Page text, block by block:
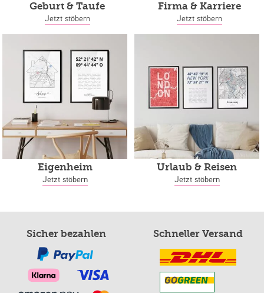
Geburt & Taufe
Jetzt stöbern
Firma & Karriere
Jetzt stöbern
Eigenheim
Jetzt stöbern
Urlaub & Reisen
Jetzt stöbern
Sicher bezahlen Schneller Versand